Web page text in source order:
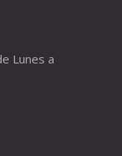
Lunes a